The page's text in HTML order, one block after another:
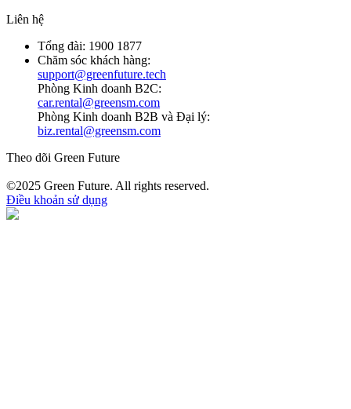
Liên hệ
Tổng đài: 1900 1877
Chăm sóc khách hàng:
support@greenfuture.tech
Phòng Kinh doanh B2C:
car.rental@greensm.com
Phòng Kinh doanh B2B và Đại lý:
biz.rental@greensm.com
Theo dõi Green Future
©2025 Green Future. All rights reserved.
Điều khoản sử dụng